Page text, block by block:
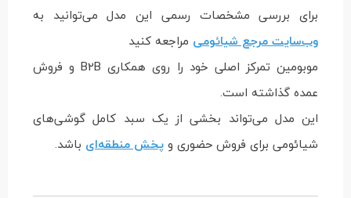
برای بررسی مشخصات رسمی این مدل می‌توانید به
وب‌سایت مرجع شیائومی مراجعه کنید
موبومین تمرکز اصلی خود را روی همکاری B2B و فروش
عمده گذاشته است.
این مدل می‌تواند بخشی از یک سبد کامل گوشی‌های
شیائومی برای فروش حضوری وپخش منطقه‌ای باشد.